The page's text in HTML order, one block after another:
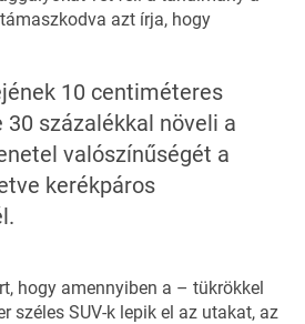
azt írja, hogy
10 centiméteres
30 százalékkal növeli a
valószínűségét a
kerékpáros
hogy amennyiben a – tükrökkel
széles SUV-k lepik el az utakat, az